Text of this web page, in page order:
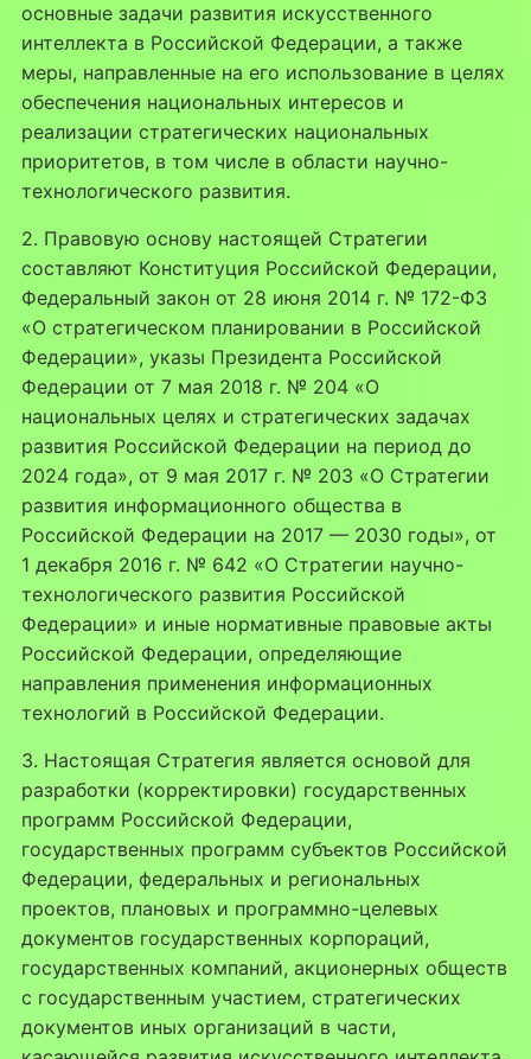
основные задачи развития искусственного
интеллекта в Российской Федерации, а также
меры, направленные на его использование в целях
обеспечения национальных интересов и
реализации стратегических национальных
приоритетов, в том числе в области научно-
технологического развития.
2. Правовую основу настоящей Стратегии
составляют Конституция Российской Федерации,
Федеральный закон от 28 июня 2014 г. № 172-ФЗ
«О стратегическом планировании в Российской
Федерации», указы Президента Российской
Федерации от 7 мая 2018 г. № 204 «О
национальных целях и стратегических задачах
развития Российской Федерации на период до
2024 года», от 9 мая 2017 г. № 203 «О Стратегии
развития информационного общества в
Российской Федерации на 2017 — 2030 годы», от
1 декабря 2016 г. № 642 «О Стратегии научно-
технологического развития Российской
Федерации» и иные нормативные правовые акты
Российской Федерации, определяющие
направления применения информационных
технологий в Российской Федерации.
3. Настоящая Стратегия является основой для
разработки (корректировки) государственных
программ Российской Федерации,
государственных программ субъектов Российской
Федерации, федеральных и региональных
проектов, плановых и программно-целевых
документов государственных корпораций,
государственных компаний, акционерных обществ
с государственным участием, стратегических
документов иных организаций в части,